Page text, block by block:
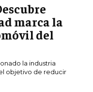
marca la
del
la industria
objetivo de reducir